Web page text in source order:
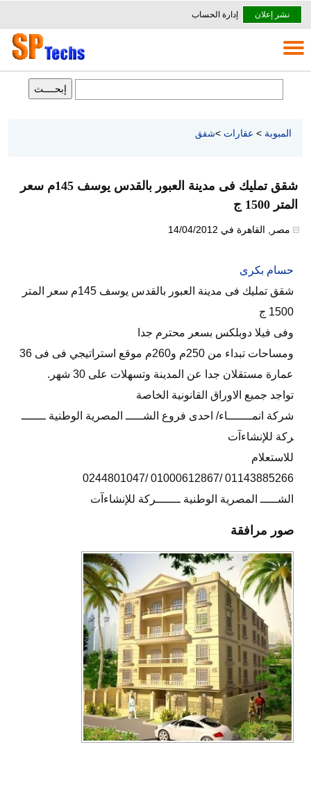
نشر إعلان إدارة الحساب
المبوبة > عقارات >شقق
شقق تمليك فى مدينة العبور بالقدس يوسف 145م سعر
المتر 1500 ج
مصر القاهرة في 14/04/2012
حسام بكرى
شقق تمليك فى مدينة العبور بالقدس يوسف 145م سعر المتر
1500 ج
وفى فيلا دوبلكس بسعر محترم جدا
ومساحات تبداء من 250م و260م موقع استراتيجي فى فى 36
عمارة مستقلان جدا عن المدينة وتسهلات على 30 شهر.
تواجد جميع الاوراق القانونية الخاصة
شركة انمـــــــاء/ احدى فروع الشـــــ المصرية الوطنية ـــــــ
ركة للإنشاءآت
للاستعلام
01143885266 /01000612867 /0244801047
الشـــــ المصرية الوطنية ـــــــركة للإنشاءآت
صور مرافقة